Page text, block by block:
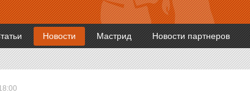
Новости Мастрид Новости партнеров